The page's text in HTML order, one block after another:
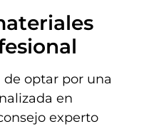
optar por una
en
experto